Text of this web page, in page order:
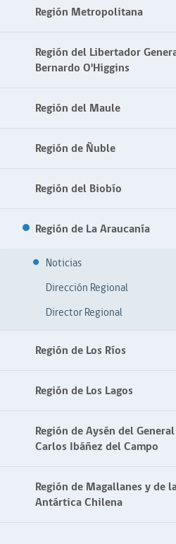
Región Metropolitana
Región del Libertador
Bernardo O'Higgins
Región del Maule
Región de Ñuble
Región del Biobío
Región de La Araucanía
Noticias
Dirección Regional
Director Regional
Región de Los Ríos
Región de Los Lagos
Región de Aysén del General
Carlos Ibáñez del Campo
Región de Magallanes y de
Antártica Chilena